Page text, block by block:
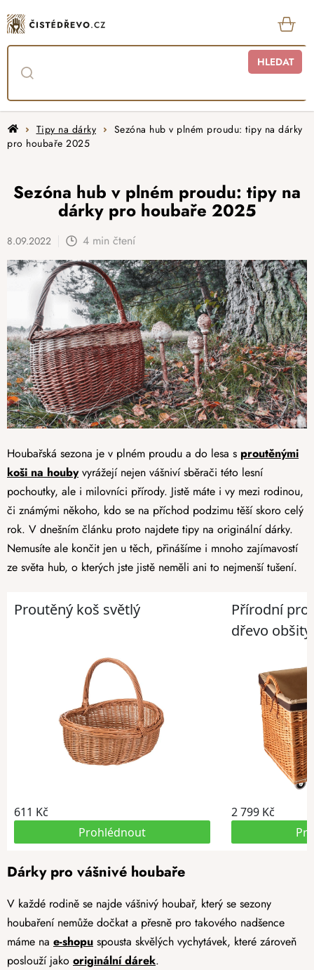
na
obsah
HLEDAT
DomůTipy na dárky
Sezóna hub v plném proudu: tipy na dárky
pro houbaře 2025
Sezóna hub v plném proudu: tipy na
dárky pro houbaře 2025
8.09.2022 4 min čtení
Houbařská sezona je v plném proudu a do lesa s proutěnými
koši na houby vyrážejí nejen vášniví sběrači této lesní
pochoutky, ale i milovníci přírody. Jistě máte i vy mezi rodinou,
či známými někoho, kdo se na příchod podzimu těší skoro celý
rok. V dnešním článku proto najdete tipy na originální dárky.
Nemusíte ale končit jen u těch, přinášíme i mnoho zajímavostí
ze světa hub, o kterých jste jistě neměli ani to nejmenší tušení.
Dárky pro vášnivé houbaře
V každé rodině se najde vášnivý houbař, který se sezony
houbaření nemůže dočkat a přesně pro takového nadšence
máme na e-shopu spousta skvělých vychytávek, které zároveň
poslouží jako originální dárek.